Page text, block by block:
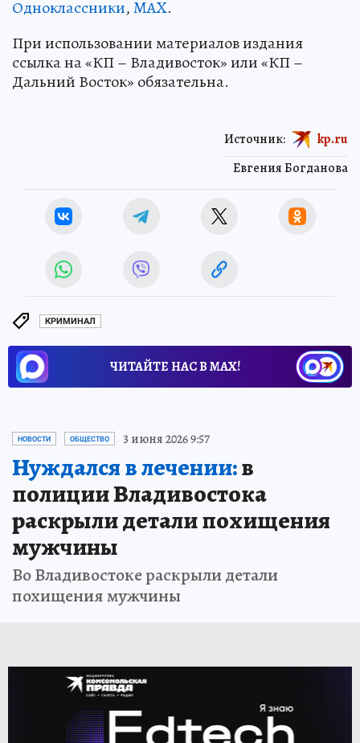
Одноклассники,MAX.
При использовании материалов издания
ссылка на «КП – Владивосток» или «КП –
Дальний Восток» обязательна.
Евгения Богданова
Источник: kp.ru
КРИМИНАЛ
ЧИТАЙТЕ НАС В МАХ!
НОВОСТИ ОБЩЕСТВО 3 июня 2026 9:57
Нуждался в лечении:в
полиции Владивостока
раскрыли детали похищения
мужчины
Во Владивостоке раскрыли детали
похищения мужчины